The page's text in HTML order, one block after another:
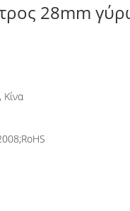
28mm
Κίνα